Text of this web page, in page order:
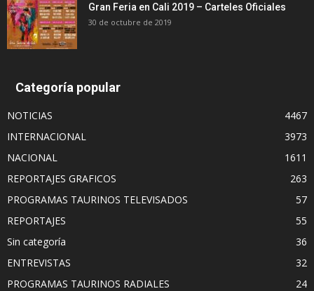
Gran Feria en Cali 2019 – Carteles Oficiales
30 de octubre de 2019
Categoría popular
NOTICIAS
4467
INTERNACIONAL
3973
NACIONAL
1611
REPORTAJES GRAFICOS
263
PROGRAMAS TAURINOS TELEVISADOS
57
REPORTAJES
55
Sin categoría
36
ENTREVISTAS
32
PROGRAMAS TAURINOS RADIALES
24